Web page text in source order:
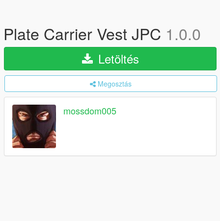
Plate Carrier Vest JPC 1.0.0
Letöltés
Megosztás
mossdom005